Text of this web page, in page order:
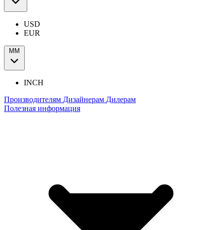
USD
EUR
ММ
INCH
Производителям Дизайнерам Дилерам
Полезная информация